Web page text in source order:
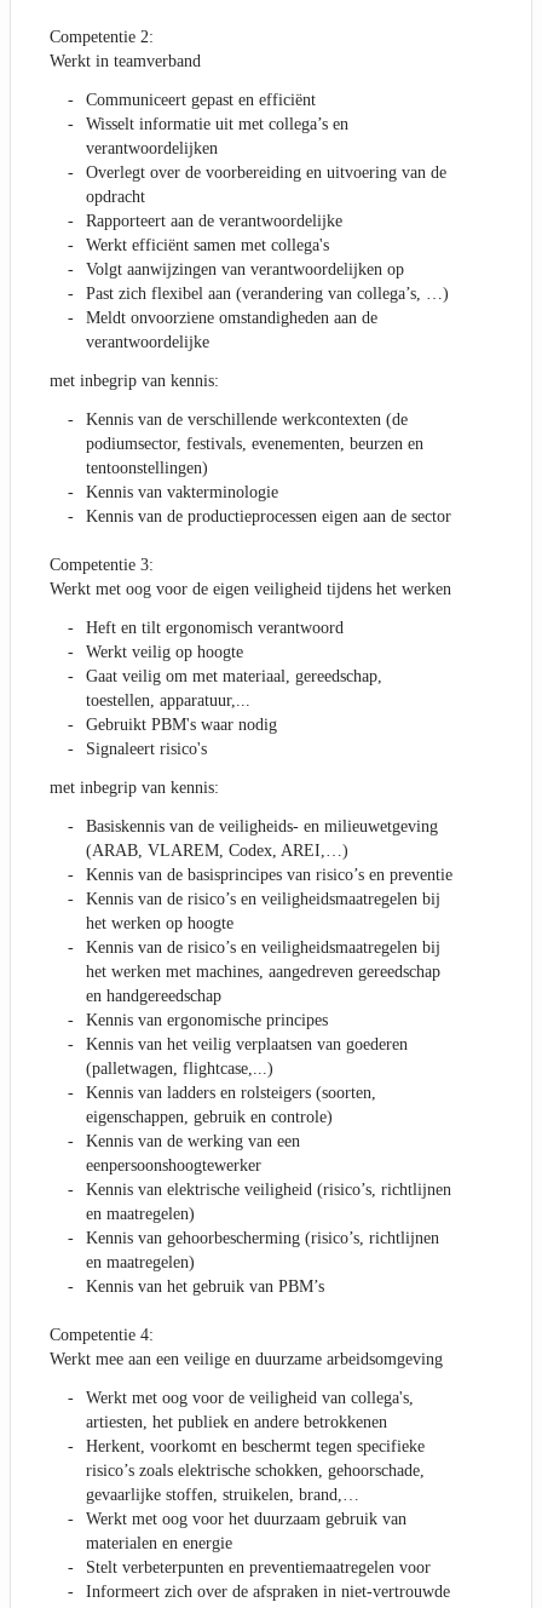
Competentie 2:
Werkt in teamverband
Communiceert gepast en efficiënt
Wisselt informatie uit met collega’s en
verantwoordelijken
Overlegt over de voorbereiding en uitvoering van de
opdracht
Rapporteert aan de verantwoordelijke
Werkt efficiënt samen met collega's
Volgt aanwijzingen van verantwoordelijken op
Past zich flexibel aan (verandering van collega’s, …)
Meldt onvoorziene omstandigheden aan de
verantwoordelijke
met inbegrip van kennis:
Kennis van de verschillende werkcontexten (de
podiumsector, festivals, evenementen, beurzen en
tentoonstellingen)
Kennis van vakterminologie
Kennis van de productieprocessen eigen aan de sector
Competentie 3:
Werkt met oog voor de eigen veiligheid tijdens het werken
Heft en tilt ergonomisch verantwoord
Werkt veilig op hoogte
Gaat veilig om met materiaal, gereedschap,
toestellen, apparatuur,...
Gebruikt PBM's waar nodig
Signaleert risico's
met inbegrip van kennis:
Basiskennis van de veiligheids- en milieuwetgeving
(ARAB, VLAREM, Codex, AREI,…)
Kennis van de basisprincipes van risico’s en preventie
Kennis van de risico’s en veiligheidsmaatregelen bij
het werken op hoogte
Kennis van de risico’s en veiligheidsmaatregelen bij
het werken met machines, aangedreven gereedschap
en handgereedschap
Kennis van ergonomische principes
Kennis van het veilig verplaatsen van goederen
(palletwagen, flightcase,...)
Kennis van ladders en rolsteigers (soorten,
eigenschappen, gebruik en controle)
Kennis van de werking van een
eenpersoonshoogtewerker
Kennis van elektrische veiligheid (risico’s, richtlijnen
en maatregelen)
Kennis van gehoorbescherming (risico’s, richtlijnen
en maatregelen)
Kennis van het gebruik van PBM’s
Competentie 4:
Werkt mee aan een veilige en duurzame arbeidsomgeving
Werkt met oog voor de veiligheid van collega's,
artiesten, het publiek en andere betrokkenen
Herkent, voorkomt en beschermt tegen specifieke
risico’s zoals elektrische schokken, gehoorschade,
gevaarlijke stoffen, struikelen, brand,…
Werkt met oog voor het duurzaam gebruik van
materialen en energie
Stelt verbeterpunten en preventiemaatregelen voor
Informeert zich over de afspraken in niet-vertrouwde